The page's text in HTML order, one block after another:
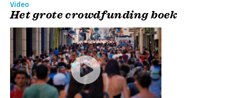
Video
Het grote crowdfunding boek